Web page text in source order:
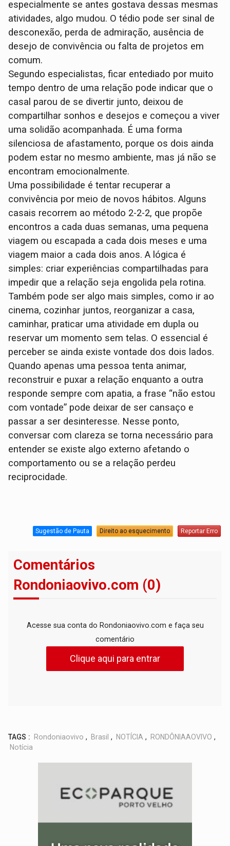
especialmente se antes gostava dessas mesmas
atividades, algo mudou. O tédio pode ser sinal de
desconexão, perda de admiração, ausência de
desejo de convivência ou falta de projetos em
comum.
Segundo especialistas, ficar entediado por muito
tempo dentro de uma relação pode indicar que o
casal parou de se divertir junto, deixou de
compartilhar sonhos e desejos e começou a viver
uma solidão acompanhada. É uma forma
silenciosa de afastamento, porque os dois ainda
podem estar no mesmo ambiente, mas já não se
encontram emocionalmente.
Uma possibilidade é tentar recuperar a
convivência por meio de novos hábitos. Alguns
casais recorrem ao método 2-2-2, que propõe
encontros a cada duas semanas, uma pequena
viagem ou escapada a cada dois meses e uma
viagem maior a cada dois anos. A lógica é
simples: criar experiências compartilhadas para
impedir que a relação seja engolida pela rotina.
Também pode ser algo mais simples, como ir ao
cinema, cozinhar juntos, reorganizar a casa,
caminhar, praticar uma atividade em dupla ou
reservar um momento sem telas. O essencial é
perceber se ainda existe vontade dos dois lados.
Quando apenas uma pessoa tenta animar,
reconstruir e puxar a relação enquanto a outra
responde sempre com apatia, a frase “não estou
com vontade” pode deixar de ser cansaço e
passar a ser desinteresse. Nesse ponto,
conversar com clareza se torna necessário para
entender se existe algo externo afetando o
comportamento ou se a relação perdeu
reciprocidade.
Sugestão de Pauta Direito ao esquecimento Reportar Erro
Comentários
Rondoniaovivo.com (0)
Acesse sua conta do Rondoniaovivo.com e faça seu
comentário
Clique aqui para entrar
TAGS : Rondoniaovivo , Brasil , NOTÍCIA , RONDÔNIAAOVIVO ,
Notícia